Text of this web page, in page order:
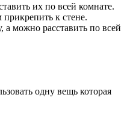
их по всей комнате.
к стене.
можно расставить по всей
одну вещь которая